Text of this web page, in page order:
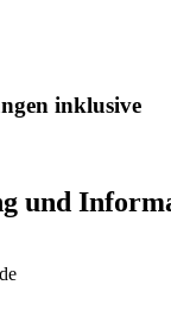
inklusive
und